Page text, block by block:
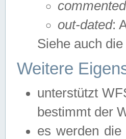
commented
out-dated:
Siehe auch die
Weitere
unterstützt
bestimmt der
es werden die